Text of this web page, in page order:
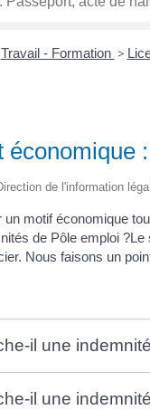
Travail - Formation >
économique
de l'information
un motif économique
de Pôle emploi
Nous faisons un
il une
il une